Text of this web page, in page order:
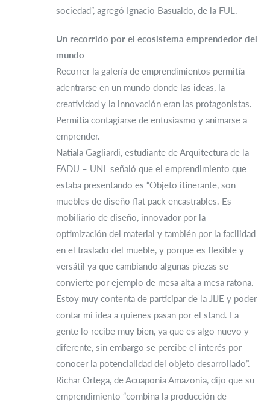
sociedad”, agregó Ignacio Basualdo, de la FUL.
Un recorrido por el ecosistema emprendedor del
mundo
Recorrer la galería de emprendimientos permitía
adentrarse en un mundo donde las ideas, la
creatividad y la innovación eran las protagonistas.
Permitía contagiarse de entusiasmo y animarse a
emprender.
Natiala Gagliardi, estudiante de Arquitectura de la
FADU – UNL señaló que el emprendimiento que
estaba presentando es “Objeto itinerante, son
muebles de diseño flat pack encastrables. Es
mobiliario de diseño, innovador por la
optimización del material y también por la facilidad
en el traslado del mueble, y porque es flexible y
versátil ya que cambiando algunas piezas se
convierte por ejemplo de mesa alta a mesa ratona.
Estoy muy contenta de participar de la JIJE y poder
contar mi idea a quienes pasan por el stand. La
gente lo recibe muy bien, ya que es algo nuevo y
diferente, sin embargo se percibe el interés por
conocer la potencialidad del objeto desarrollado”.
Richar Ortega, de Acuaponia Amazonia, dijo que su
emprendimiento “combina la producción de